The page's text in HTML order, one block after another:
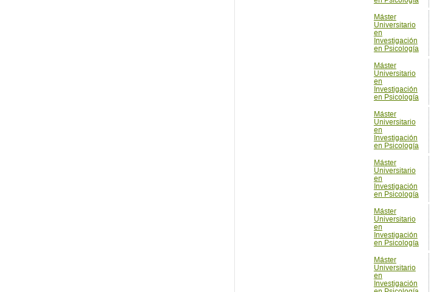
Máster
Universitario
en
Investigación
en Psicología
Máster
Universitario
en
Investigación
en Psicología
Máster
Universitario
en
Investigación
en Psicología
Máster
Universitario
en
Investigación
en Psicología
Máster
Universitario
en
Investigación
en Psicología
Máster
Universitario
en
Investigación
en Psicología